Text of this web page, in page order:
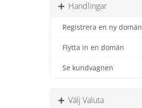
Handlingar
Registrera en ny domän
Flytta in en domän
Se kundvagnen
Välj Valuta